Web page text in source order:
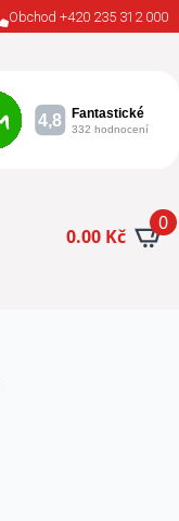
Obchod +420 235 312 000
0.00 Kč
0